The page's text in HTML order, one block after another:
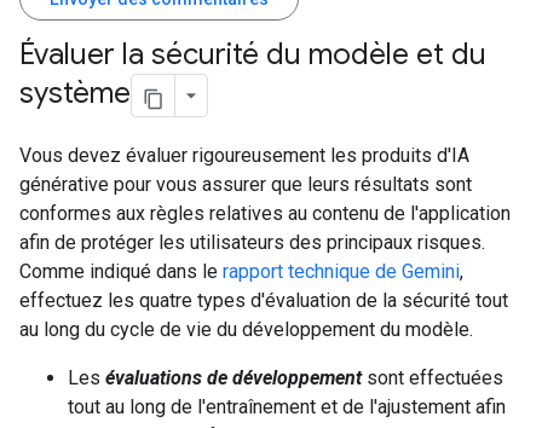
Évaluer la sécurité du modèle et du
système
Vous devez évaluer rigoureusement les produits d'IA
générative pour vous assurer que leurs résultats sont
conformes aux règles relatives au contenu de l'application
afin de protéger les utilisateurs des principaux risques.
Comme indiqué dans le rapport technique de Gemini,
effectuez les quatre types d'évaluation de la sécurité tout
au long du cycle de vie du développement du modèle.
Les évaluations de développementsont effectuées
tout au long de l'entraînement et de l'ajustement afin